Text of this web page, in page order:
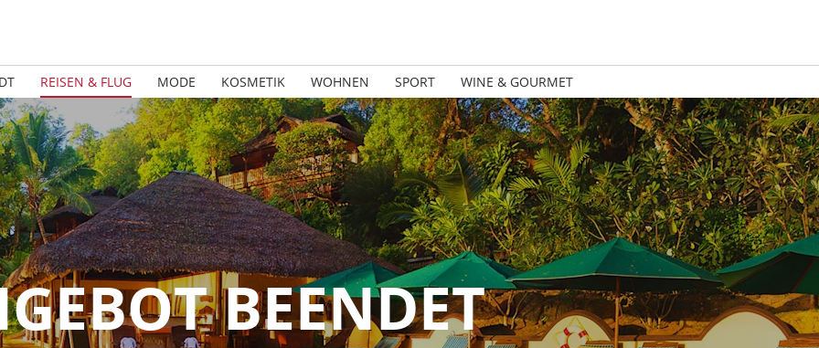
REISEN & FLUG MODE KOSMETIK WOHNEN SPORT WINE & GOURMET
BEENDET